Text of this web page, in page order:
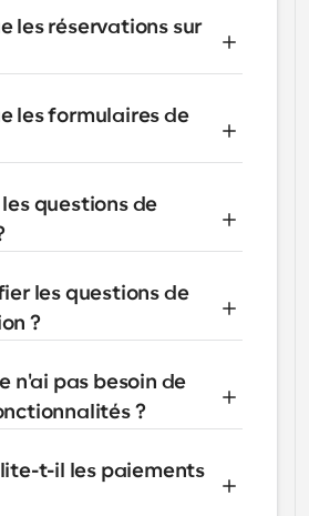
les réservations sur
les formulaires de
questions de
les questions de
?
n'ai pas besoin de
?
t-il les paiements